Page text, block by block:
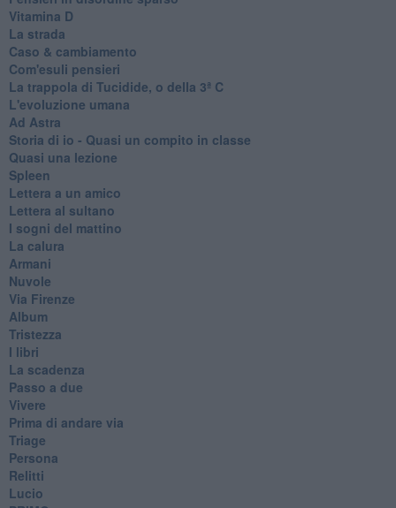
Vitamina D
La strada
Caso & cambiamento
Com'esuli pensieri
La trappola di Tucidide, o della 3ª C
L'evoluzione umana
Ad Astra
Storia di io - Quasi un compito in classe
Quasi una lezione
Spleen
Lettera a un amico
Lettera al sultano
I sogni del mattino
La calura
Armani
Nuvole
Via Firenze
Album
Tristezza
I libri
La scadenza
Passo a due
Vivere
Prima di andare via
Triage
Persona
Relitti
Lucio